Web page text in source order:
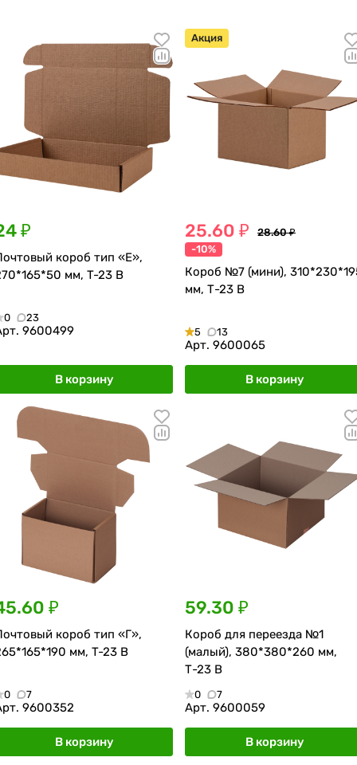
₽
короб тип «E»,
мм, T-23 В
0 23
9600499
В корзину
Акция
25.60 ₽
28.60 ₽
-10%
Короб №7 (мини),
мм, Т-23 В
5 13
Арт. 9600065
В корзину
₽
короб тип «Г»,
мм, T-23 В
0 7
9600352
В корзину
59.30 ₽
Короб для переезда №1
(малый), 380*380*260 мм,
Т-23 В
0 7
Арт. 9600059
В корзину